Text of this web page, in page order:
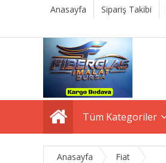
Anasayfa Sipariş Takibi
Tüm Kategoriler
Anasayfa Fiat